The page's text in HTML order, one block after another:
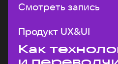
Смотреть запись
Продукт UX&UI
Как